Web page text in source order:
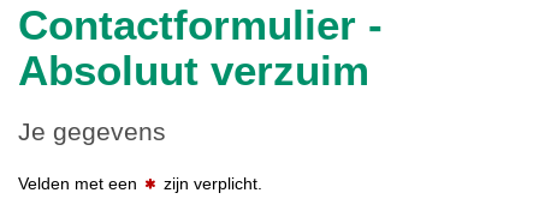
Contactformulier -
Absoluut verzuim
Je gegevens
Velden met een zijn verplicht.